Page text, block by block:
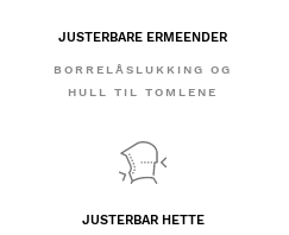
JUSTERBARE ERMEENDER
BORRELÅSLUKKING OG
HULL TIL TOMLENE
JUSTERBAR HETTE